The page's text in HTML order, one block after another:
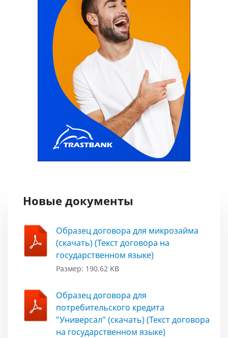
Новые документы
Образец договора для микрозайма
(скачать) (Текст договора на
государственном языке)
Размер: 190.62 KB
Образец договора для
потребительского кредита
"Универсал" (скачать) (Текст договора
на государственном языке)